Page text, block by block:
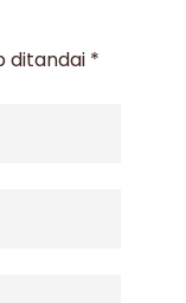
ditandai *